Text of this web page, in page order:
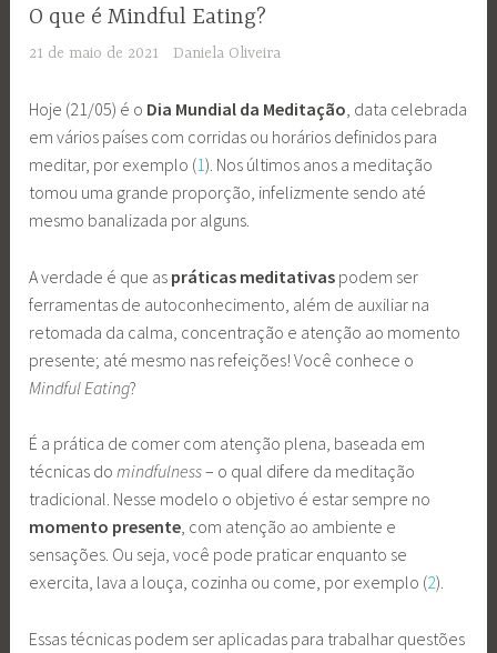
O que é Mindful Eating?
21 de maio de 2021 Daniela Oliveira
Hoje (21/05) é o Dia Mundial da Meditação, data celebrada
em vários países com corridas ou horários definidos para
meditar, por exemplo (1). Nos últimos anos a meditação
tomou uma grande proporção, infelizmente sendo até
mesmo banalizada por alguns.
A verdade é que as práticas meditativas podem ser
ferramentas de autoconhecimento, além de auxiliar na
retomada da calma, concentração e atenção ao momento
presente; até mesmo nas refeições! Você conhece o
Mindful Eating?
É a prática de comer com atenção plena, baseada em
técnicas domindfulness– o qual difere da meditação
tradicional. Nesse modelo o objetivo é estar sempre no
momento presente, com atenção ao ambiente e
sensações. Ou seja, você pode praticar enquanto se
exercita, lava a louça, cozinha ou come, por exemplo (2).
Essas técnicas podem ser aplicadas para trabalhar questões